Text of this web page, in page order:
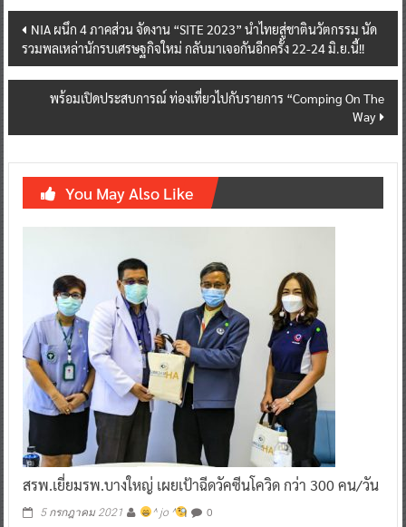
Post
navigation
NIA ผนึก 4 ภาคส่วน จัดงาน “SITE 2023” นำไทยสู่ชาตินวัตกรรม นัด
รวมพลเหล่านักรบเศรษฐกิจใหม่ กลับมาเจอกันอีกครั้ง 22-24 มิ.ย.นี้!!
พร้อมเปิดประสบการณ์ ท่องเที่ยวไปกับรายการ “Comping On The
Way
You May Also Like
สรพ.เยี่ยมรพ.บางใหญ่ เผยเป้าฉีดวัคซีนโควิด กว่า 300 คน/วัน
5 กรกฎาคม 2021 ^ jo ^ 0